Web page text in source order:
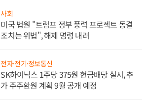
사회
미국 법원 "트럼프 정부 풍력 프로젝트 동결
조치는 위법", 해제 명령 내려
전자·전기·정보통신
SK하이닉스 1주당 375원 현금배당 실시, 추
가 주주환원 계획 9월 공개 예정